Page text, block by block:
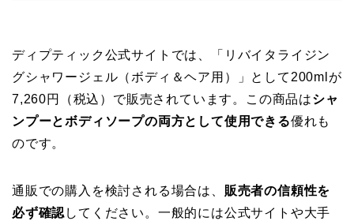
ディプティック公式サイトでは、「リバイタライジン
グシャワージェル（ボディ＆ヘア用）」として200mlが
7,260円（税込）で販売されています。この商品はシャ
ンプーとボディソープの両方として使用できる優れも
のです。
通販での購入を検討される場合は、 販売者の信頼性を
必ず確認 してください。一般的には公式サイトや大手